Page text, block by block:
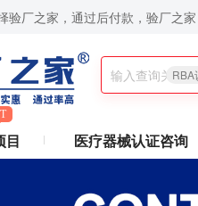
验厂之家，通过后付款，验厂之家
认证咨询,ISO9001认证咨询,苹果验
RBA
目 医疗器械认证咨询